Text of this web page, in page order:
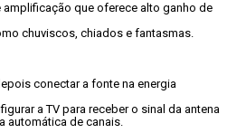
que oferece alto ganho de
chuviscos, chiados e fantasmas.
conectar a fonte na energia
a TV para receber o sinal da antena
automática de canais.